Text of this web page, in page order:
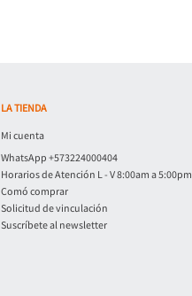
LA TIENDA
Mi cuenta
WhatsApp +573224000404
Horarios de Atención L - V 8:00am a 5:00pm
Comó comprar
Solicitud de vinculación
Suscríbete al newsletter